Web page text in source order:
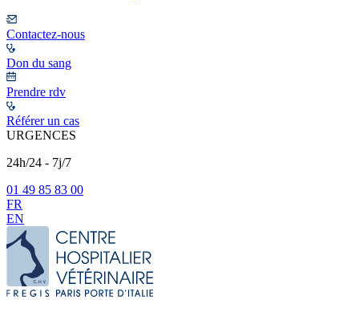
Contactez-nous
Don du sang
Prendre rdv
Référer un cas
URGENCES
24h/24 - 7j/7
01 49 85 83 00
FR
EN